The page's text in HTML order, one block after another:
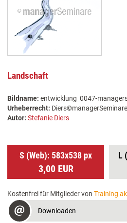
Landschaft
Bildname: entwicklung_0047-
Urheberrecht: Diers©managerSeminare
Autor: Stefanie Diers
S (Web): 583x538 px
3,00 EUR
L
Kostenfrei für Mitglieder von Training
Downloaden